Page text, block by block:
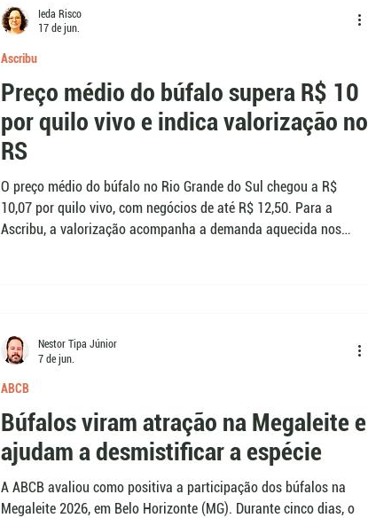
Preço médio do búfalo supera R$ 10
por quilo vivo e indica valorização no
RS
O preço médio do búfalo no Rio Grande do Sul chegou a R$
10,07 por quilo vivo, com negócios de até R$ 12,50. Para a
Ascribu, a valorização acompanha a demanda aquecida nos
Ascribu
Ieda Risco
17 de jun.
Búfalos viram atração na Megaleite e
ajudam a desmistificar a espécie
A ABCB avaliou como positiva a participação dos búfalos na
Megaleite 2026, em Belo Horizonte (MG). Durante cinco dias, o
ABCB
Nestor Tipa Júnior
7 de jun.